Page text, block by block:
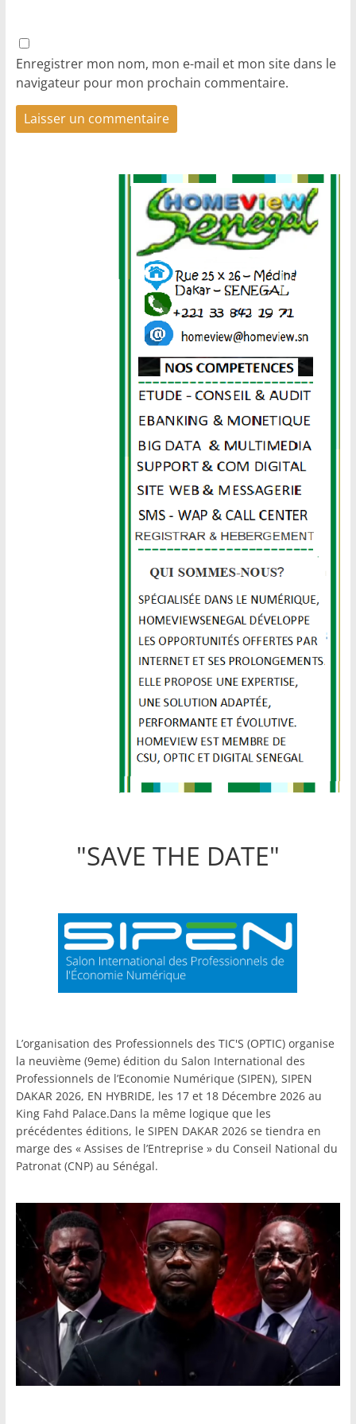
Enregistrer mon nom, mon e-mail et mon site dans le
navigateur pour mon prochain commentaire.
"SAVE THE DATE"
L’organisation des Professionnels des TIC'S (OPTIC) organise
la neuvième (9eme) édition du Salon International des
Professionnels de l’Economie Numérique (SIPEN), SIPEN
DAKAR 2026, EN HYBRIDE, les 17 et 18 Décembre 2026 au
King Fahd Palace.Dans la même logique que les
précédentes éditions, le SIPEN DAKAR 2026 se tiendra en
marge des « Assises de l’Entreprise » du Conseil National du
Patronat (CNP) au Sénégal.